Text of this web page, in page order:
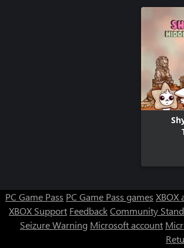
PC Game Pass PC Game Pass games XBOX
XBOX Support FeedbackCommunity
Seizure Warning Microsoft account